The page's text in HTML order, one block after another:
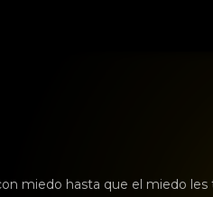
miedo hasta que el miedo